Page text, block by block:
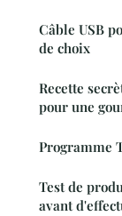
Câble USB
de choix
Recette
pour une
Programme
Test de
avant